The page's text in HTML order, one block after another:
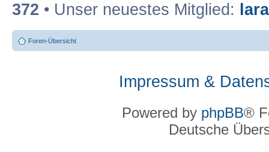
372 • Unser neuestes Mitglied:
Foren-Übersicht
Impressum &
Powered by phpBB®
Deutsche